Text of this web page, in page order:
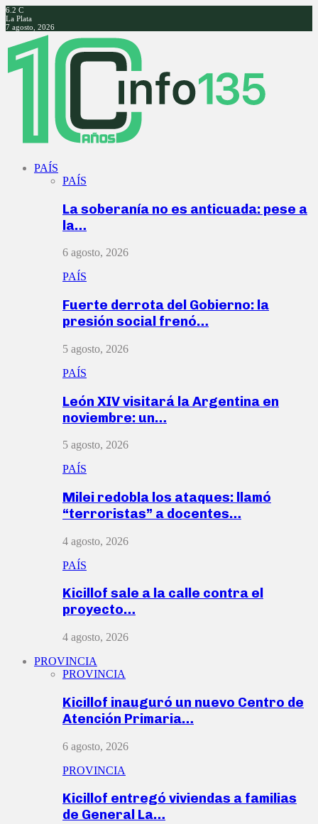
6.2 C
La Plata
7 agosto, 2026
Facebook
Twitter
Instagram
Youtube
PAÍS
PAÍS
La soberanía no es anticuada: pese a
la…
6 agosto, 2026
PAÍS
Fuerte derrota del Gobierno: la
presión social frenó…
5 agosto, 2026
PAÍS
León XIV visitará la Argentina en
noviembre: un…
5 agosto, 2026
PAÍS
Milei redobla los ataques: llamó
“terroristas” a docentes…
4 agosto, 2026
PAÍS
Kicillof sale a la calle contra el
proyecto…
4 agosto, 2026
PROVINCIA
PROVINCIA
Kicillof inauguró un nuevo Centro de
Atención Primaria…
6 agosto, 2026
PROVINCIA
Kicillof entregó viviendas a familias
de General La…